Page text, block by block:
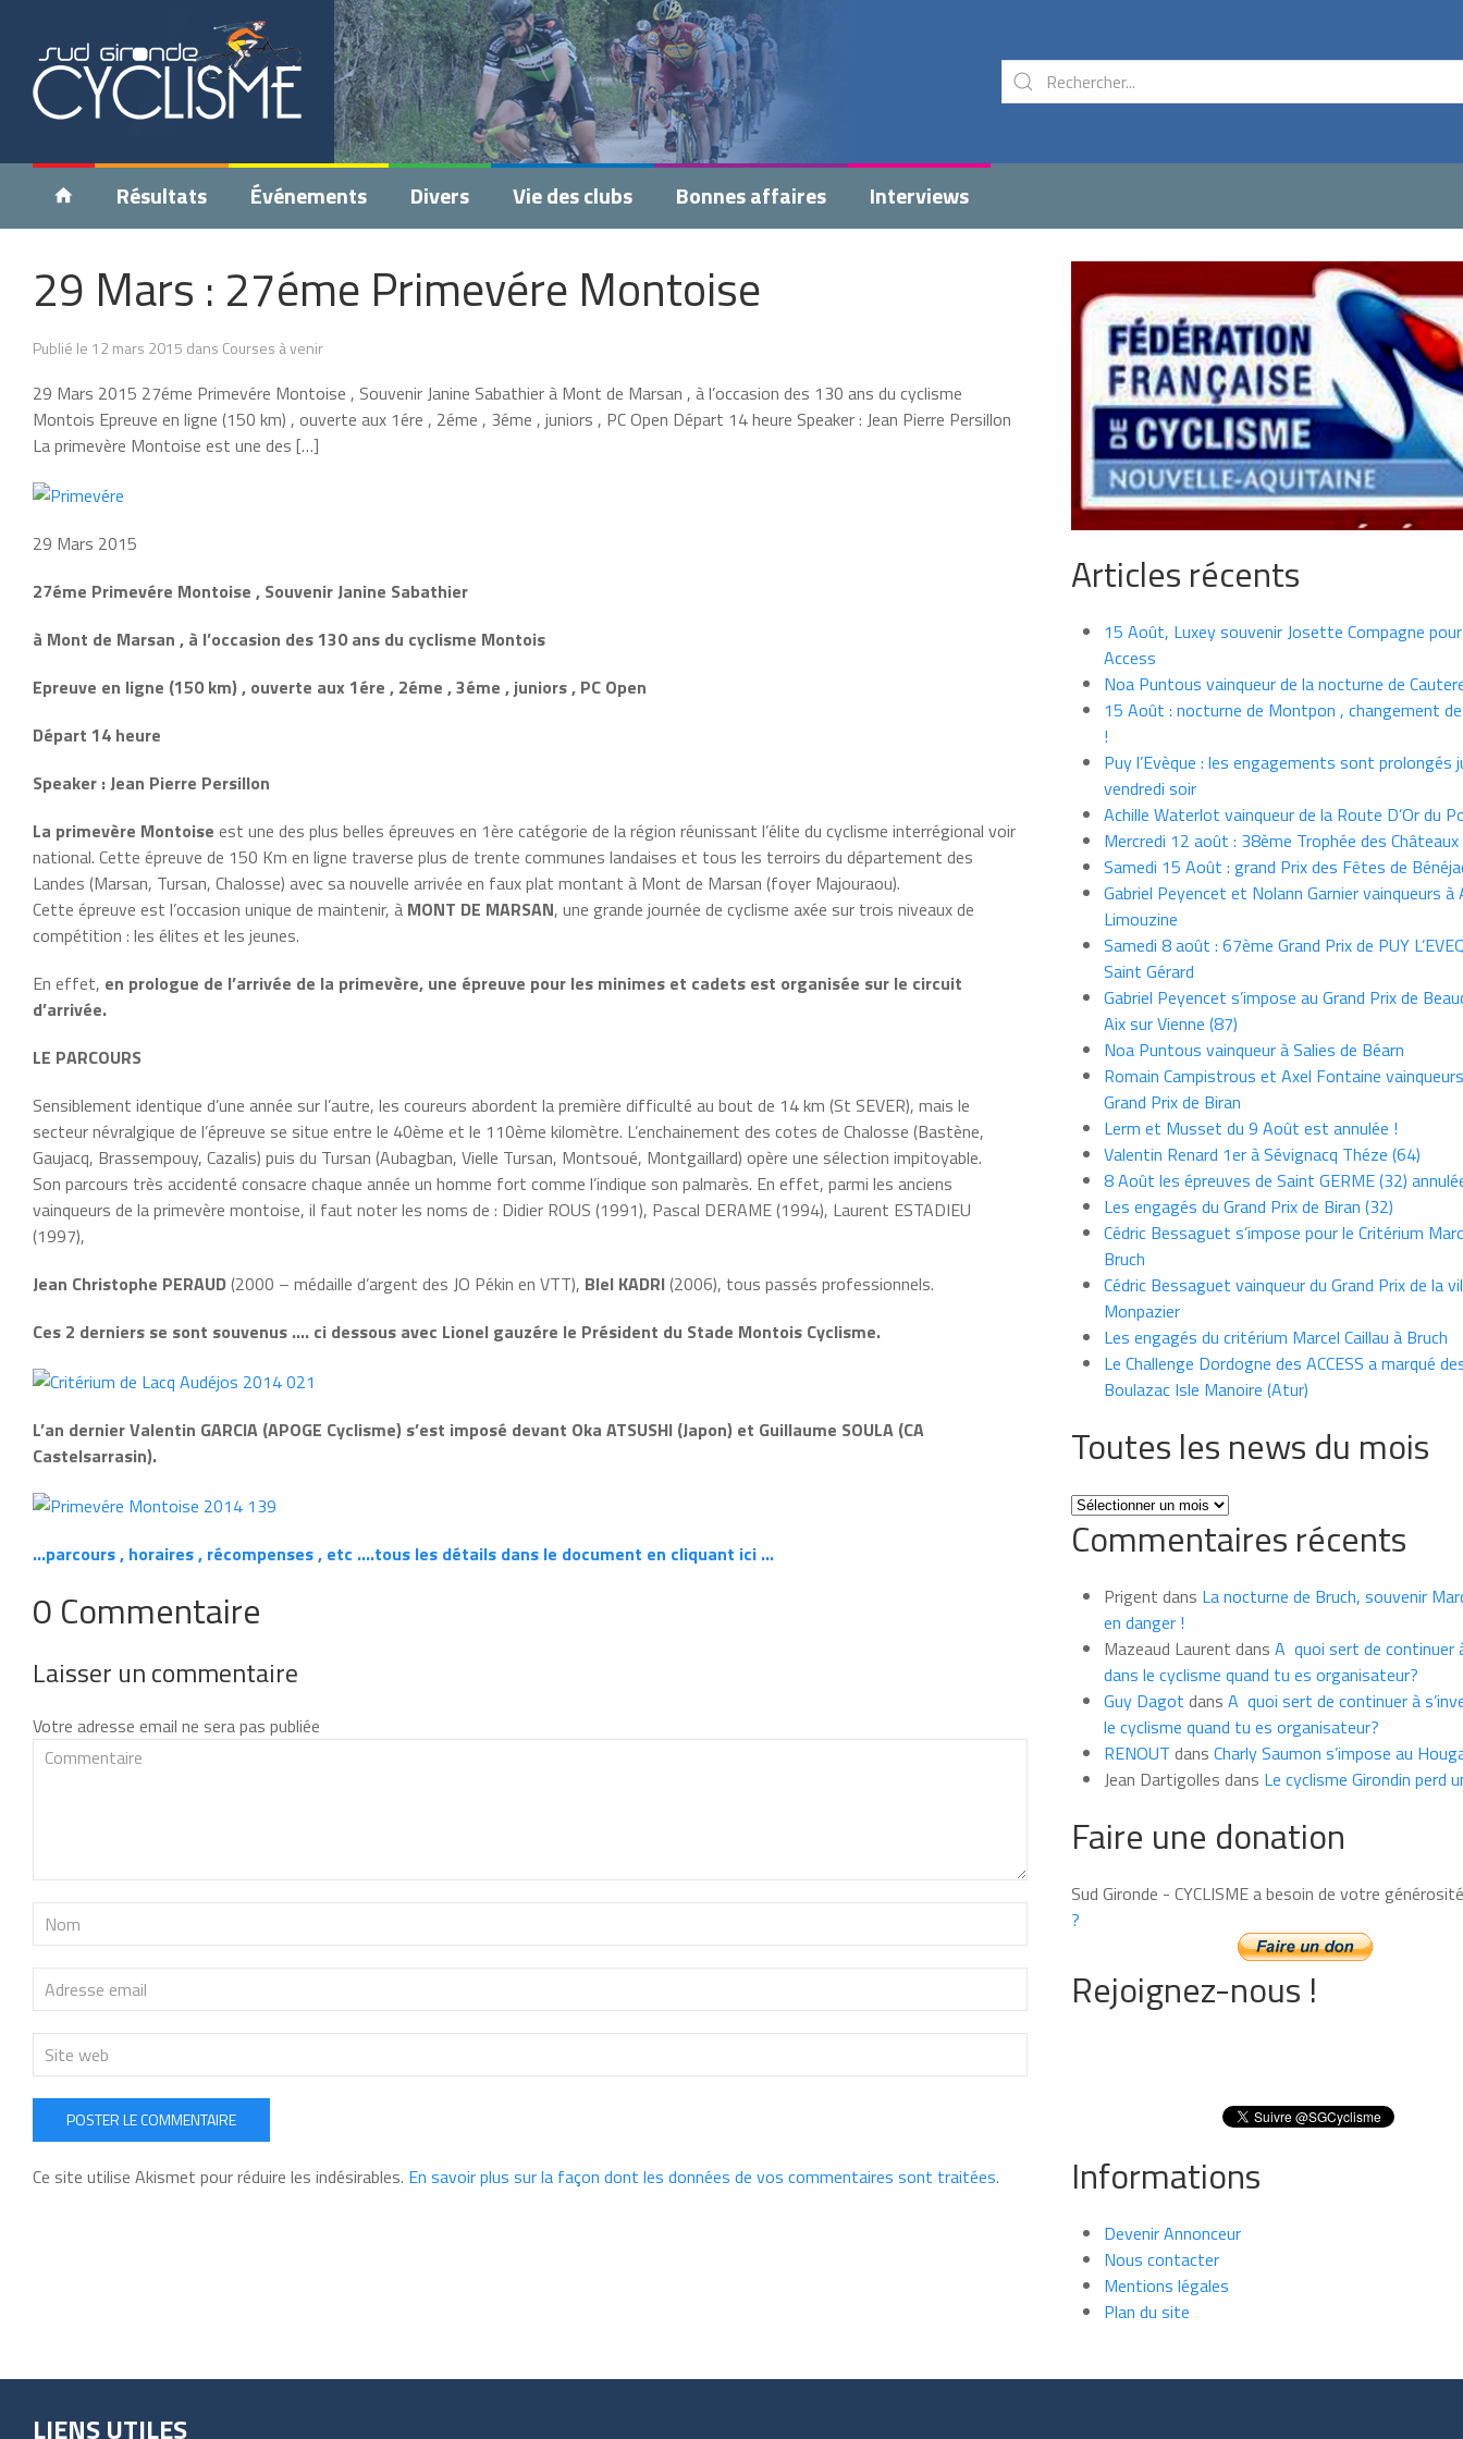
Résultats Événements Divers Vie des clubs Bonnes affaires Interviews
29 Mars : 27éme Primevére Montoise
Publié le 12 mars 2015 dans Courses à venir
29 Mars 2015 27éme Primevére Montoise , Souvenir Janine Sabathier à Mont de Marsan , à l’occasion des 130 ans du cyclisme
Montois Epreuve en ligne (150 km) , ouverte aux 1ére , 2éme , 3éme , juniors , PC Open Départ 14 heure Speaker : Jean Pierre Persillon
La primevère Montoise est une des […]
29 Mars 2015
27éme Primevére Montoise , Souvenir Janine Sabathier
à Mont de Marsan , à l’occasion des 130 ans du cyclisme Montois
Epreuve en ligne (150 km) , ouverte aux 1ére , 2éme , 3éme , juniors , PC Open
Départ 14 heure
Speaker : Jean Pierre Persillon
La primevère Montoise est une des plus belles épreuves en 1ère catégorie de la région réunissant l’élite du cyclisme interrégional voir
national. Cette épreuve de 150 Km en ligne traverse plus de trente communes landaises et tous les terroirs du département des
Landes (Marsan, Tursan, Chalosse) avec sa nouvelle arrivée en faux plat montant à Mont de Marsan (foyer Majouraou).
Cette épreuve est l’occasion unique de maintenir, à MONT DE MARSAN, une grande journée de cyclisme axée sur trois niveaux de
compétition : les élites et les jeunes.
En effet, en prologue de l’arrivée de la primevère, une épreuve pour les minimes et cadets est organisée sur le circuit
d’arrivée.
LE PARCOURS
Sensiblement identique d’une année sur l’autre, les coureurs abordent la première difficulté au bout de 14 km (St SEVER), mais le
secteur névralgique de l’épreuve se situe entre le 40ème et le 110ème kilomètre. L’enchainement des cotes de Chalosse (Bastène,
Gaujacq, Brassempouy, Cazalis) puis du Tursan (Aubagban, Vielle Tursan, Montsoué, Montgaillard) opère une sélection impitoyable.
Son parcours très accidenté consacre chaque année un homme fort comme l’indique son palmarès. En effet, parmi les anciens
vainqueurs de la primevère montoise, il faut noter les noms de : Didier ROUS (1991), Pascal DERAME (1994), Laurent ESTADIEU
(1997),
Jean Christophe PERAUD(2000 – médaille d’argent des JO Pékin en VTT), Blel KADRI(2006), tous passés professionnels.
Ces 2 derniers se sont souvenus …. ci dessous avec Lionel gauzére le Président du Stade Montois Cyclisme.
L’an dernier Valentin GARCIA (APOGE Cyclisme) s’est imposé devant Oka ATSUSHI (Japon) et Guillaume SOULA (CA
Castelsarrasin).
…parcours , horaires , récompenses , etc ….tous les détails dans le document en cliquant ici …
0 Commentaire
Laisser un commentaire
Votre adresse email ne sera pas publiée
POSTER LE COMMENTAIRE
Ce site utilise Akismet pour réduire les indésirables. En savoir plus sur la façon dont les données de vos commentaires sont traitées.
Articles récents
15 Août, Luxey souvenir Josette Compagne
Access
Noa Puntous vainqueur de la nocturne de
15 Août : nocturne de Montpon , changement
!
Puy l’Evèque : les engagements sont prolongés
vendredi soir
Achille Waterlot vainqueur de la Route D’Or du
Mercredi 12 août : 38ème Trophée des Châteaux
Samedi 15 Août : grand Prix des Fêtes de
Gabriel Peyencet et Nolann Garnier vainqueurs à
Limouzine
Samedi 8 août : 67ème Grand Prix de PUY
Saint Gérard
Gabriel Peyencet s’impose au Grand Prix de
Aix sur Vienne (87)
Noa Puntous vainqueur à Salies de Béarn
Romain Campistrous et Axel Fontaine
Grand Prix de Biran
Lerm et Musset du 9 Août est annulée !
Valentin Renard 1er à Sévignacq Théze (64)
8 Août les épreuves de Saint GERME (32)
Les engagés du Grand Prix de Biran (32)
Cédric Bessaguet s’impose pour le Critérium
Bruch
Cédric Bessaguet vainqueur du Grand Prix de la
Monpazier
Les engagés du critérium Marcel Caillau à Bruch
Le Challenge Dordogne des ACCESS a marqué
Boulazac Isle Manoire (Atur)
Toutes les news du mois
Toutes
les
news
mois
Commentaires récents
Prigent dans La nocturne de Bruch, souvenir
en danger !
Mazeaud Laurent dans A quoi sert de continuer
dans le cyclisme quand tu es organisateur?
Guy Dagot dans A quoi sert de continuer à
le cyclisme quand tu es organisateur?
RENOUT dans Charly Saumon s’impose au
Jean Dartigolles dans Le cyclisme Girondin perd
Faire une donation
Sud Gironde - CYCLISME a besoin de votre
?
Rejoignez-nous !
Informations
Devenir Annonceur
Nous contacter
Mentions légales
Plan du site
LIENS UTILES